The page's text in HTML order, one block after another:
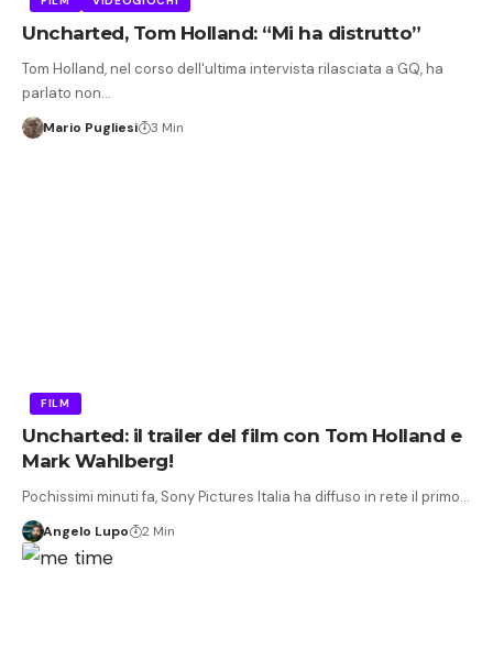
Uncharted, Tom Holland: “Mi ha distrutto”
Tom Holland, nel corso dell'ultima intervista rilasciata a GQ, ha
parlato non…
Mario Pugliesi 3 Min
FILM
Uncharted: il trailer del film con Tom Holland e
Mark Wahlberg!
Pochissimi minuti fa, Sony Pictures Italia ha diffuso in rete il primo…
Angelo Lupo 2 Min